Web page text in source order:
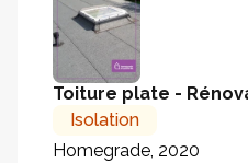
Toiture plate -
Isolation
Homegrade, 2020